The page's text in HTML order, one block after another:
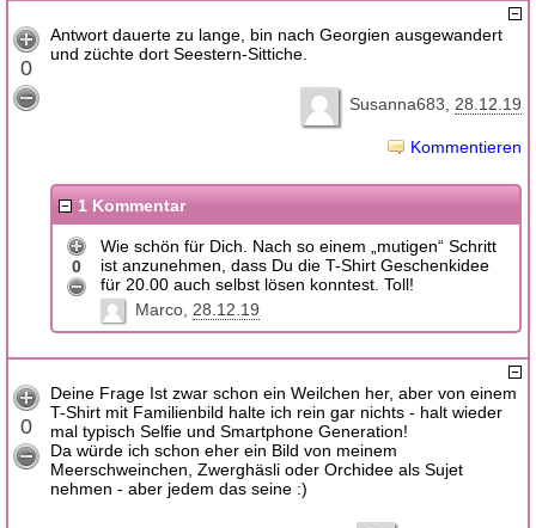
0
Antwort dauerte zu lange, bin nach Georgien ausgewandert
und züchte dort Seestern-Sittiche.
Susanna683 28.12.19
Kommentieren
1 Kommentar
0
Wie schön für Dich. Nach so einem „mutigen“ Schritt
ist anzunehmen, dass Du die T-Shirt Geschenkidee
für 20.00 auch selbst lösen konntest. Toll!
Marco 28.12.19
0
Deine Frage Ist zwar schon ein Weilchen her, aber von einem
T-Shirt mit Familienbild halte ich rein gar nichts - halt wieder
mal typisch Selfie und Smartphone Generation!
Da würde ich schon eher ein Bild von meinem
Meerschweinchen, Zwerghäsli oder Orchidee als Sujet
nehmen - aber jedem das seine :)